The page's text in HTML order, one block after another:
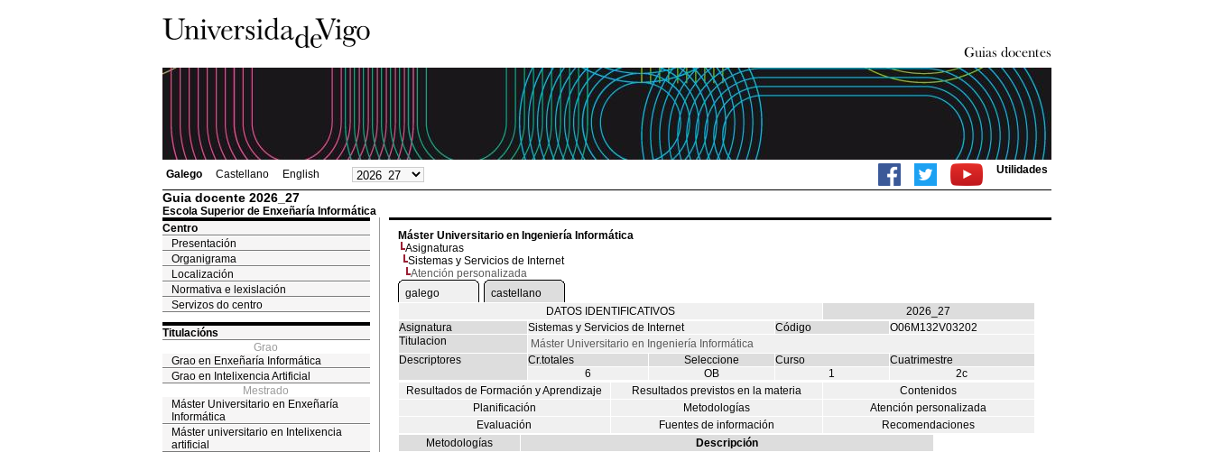
Galego Castellano English Utilidades
Guia docente 2026_27
Escola Superior de Enxeñaría Informática
Centro
Presentación
Organigrama
Localización
Normativa e lexislación
Servizos do centro
Titulacións
Grao
Grao en Enxeñaría Informática
Grao en Intelixencia Artificial
Mestrado
Máster Universitario en Enxeñaría
Informática
Máster universitario en Intelixencia
artificial
Máster Universitario en Ingeniería Informática
Asignaturas
Sistemas y Servicios de Internet
Atención personalizada
galego
castellano
DATOS IDENTIFICATIVOS
2026_27
Asignatura
Sistemas y Servicios de Internet Código
O06M132V03202
Titulacion
Máster Universitario en Ingeniería Informática
Descriptores
Cr.totales Seleccione Curso
Cuatrimestre
6
OB 1
2c
Resultados de Formación y Aprendizaje
Resultados previstos en la materia
Contenidos
Planificación
Metodologías
Atención personalizada
Evaluación
Fuentes de información
Recomendaciones
Metodologías
Descripción